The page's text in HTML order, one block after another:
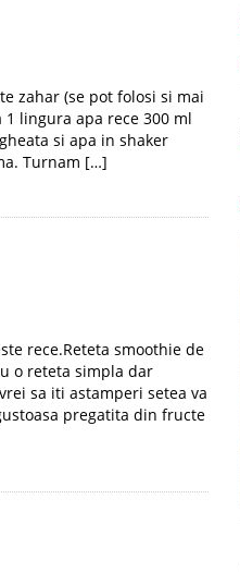
zahar (se pot folosi si mai
lingura apa rece 300 ml
si apa in shaker
Turnam […]
rece.Reteta smoothie de
o reteta simpla dar
sa iti astamperi setea va
pregatita din fructe